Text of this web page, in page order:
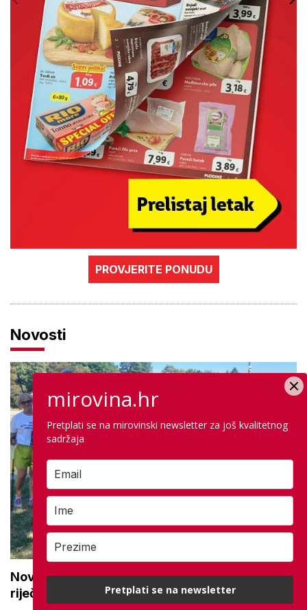
PROVJERITE PONUDU
Novosti
Novi projekt za aktivne seniore: 'Osmijeh, topla
riječ i stvaranje novih uspomena'
mirovina.hr
Pretplati se na mirovinski newsletter za još kvalitetnog
sadržaja
Pretplati se na newsletter